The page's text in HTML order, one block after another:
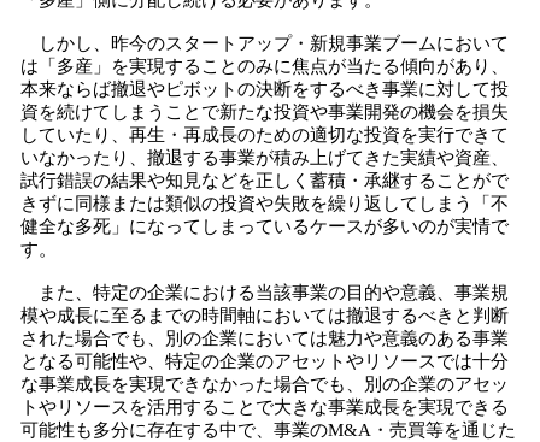
しかし、昨今のスタートアップ・新規事業ブームにおいて
は「多産」を実現することのみに焦点が当たる傾向があり、
本来ならば撤退やピボットの決断をするべき事業に対して投
資を続けてしまうことで新たな投資や事業開発の機会を損失
していたり、再生・再成長のための適切な投資を実行できて
いなかったり、撤退する事業が積み上げてきた実績や資産、
試行錯誤の結果や知見などを正しく蓄積・承継することがで
きずに同様または類似の投資や失敗を繰り返してしまう「不
健全な多死」になってしまっているケースが多いのが実情で
す。
また、特定の企業における当該事業の目的や意義、事業規
模や成長に至るまでの時間軸においては撤退するべきと判断
された場合でも、別の企業においては魅力や意義のある事業
となる可能性や、特定の企業のアセットやリソースでは十分
な事業成長を実現できなかった場合でも、別の企業のアセッ
トやリソースを活用することで大きな事業成長を実現できる
可能性も多分に存在する中で、事業のM&A・売買等を通じた